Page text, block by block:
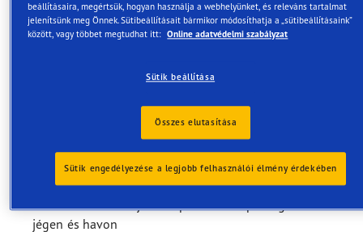
Leírás
Legyen kisteherautójával mindig
az úton,még mostoha téli
körülmények között is.
Optimalizált egyensúly a száraz és havas úton
nyújtott teljesítmény között
Rövidebb fékút és jobb kapaszkodóképesség
jégen és havon
beállításaira, megértsük, hogyan használja a webhelyünket, és releváns tartalmat
jelenítsünk meg Önnek. Sütibeállításait bármikor módosíthatja a „sütibeállításaink”
között, vagy többet megtudhat itt: Online adatvédelmi szabályzat
Sütik beállítása
Összes elutasítása
Sütik engedélyezése a legjobb felhasználói élmény érdekében